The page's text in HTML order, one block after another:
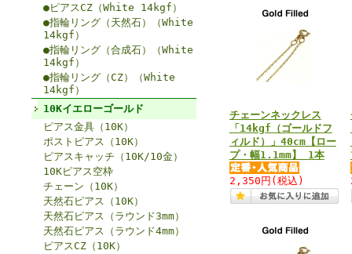
●ピアスCZ（White 14kgf）
●指輪リング（天然石）（White
14kgf）
●指輪リング（合成石）（White
14kgf）
●指輪リング（CZ）（White
14kgf）
10Kイエローゴールド
ピアス金具（10K）
ポストピアス（10K）
ピアスキャッチ（10K/10金）
10Kピアス空枠
チェーン（10K）
天然石ピアス（10K）
天然石ピアス（ラウンド3mm）
天然石ピアス（ラウンド4mm）
ピアスCZ（10K）
チェーンネックレス
「14kgf（ゴールドフ
ィルド）」40cm【ロー
プ・幅1.1mm】 1本
2,350円 (税込)